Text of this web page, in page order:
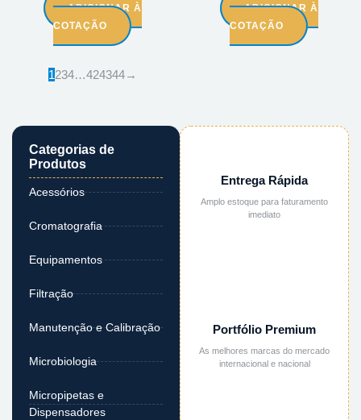
Categorias de
Produtos
Acessórios
Cromatografia
Equipamentos
Filtração
Manutenção e Calibração
Microbiologia
Micropipetas e
Dispensadores
Entrega Rápida
Amplo estoque para faturamento
imediato
Portfólio Premium
As melhores marcas do mercado
internacional e nacional
ADICIONAR À
COTAÇÃO
ADICIONAR À
COTAÇÃO
1234…424344→